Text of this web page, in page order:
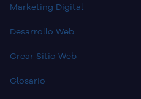
Marketing Digital
Desarrollo Web
Crear Sitio Web
Glosario